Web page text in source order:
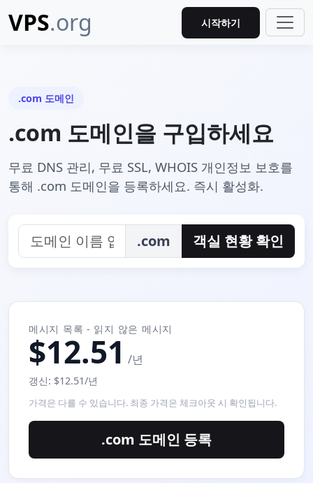
VPS.org 시작하기
.com 도메인
.com 도메인을 구입하세요
무료 DNS 관리, 무료 SSL, WHOIS 개인정보 보호를
통해 .com 도메인을 등록하세요. 즉시 활성화.
.com 객실 현황 확인
메시지 목록 - 읽지 않은 메시지
$12.51 /년
갱신: $12.51/년
가격은 다를 수 있습니다. 최종 가격은 체크아웃 시 확인됩니다.
.com 도메인 등록